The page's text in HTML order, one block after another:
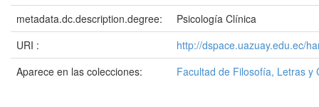
metadata.dc.description.degree:
Psicología Clínica
URI :
http://dspace.uazuay.edu.ec/
Aparece en las colecciones:
Facultad de Filosofía, Letras y